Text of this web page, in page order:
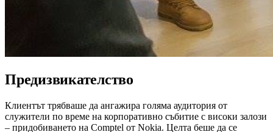
Предизвикателство
Клиентът трябваше да ангажира голяма аудитория от
служители по време на корпоративно събитие с високи залози
– придобиването на Comptel от Nokia. Целта беше да се